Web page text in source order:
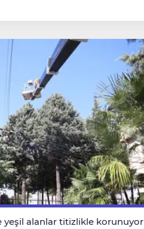
yeşil alanlar titizlikle korunuyor